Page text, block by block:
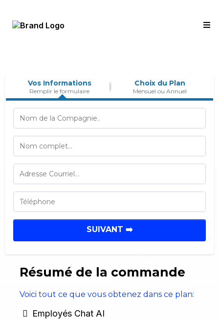
Vos Informations
Remplir le formulaire
Choix du Plan
Mensuel ou Annuel
SUIVANT ➡️
Résumé de la commande
Voici tout ce que vous obtenez dans ce plan:
Employés Chat AI